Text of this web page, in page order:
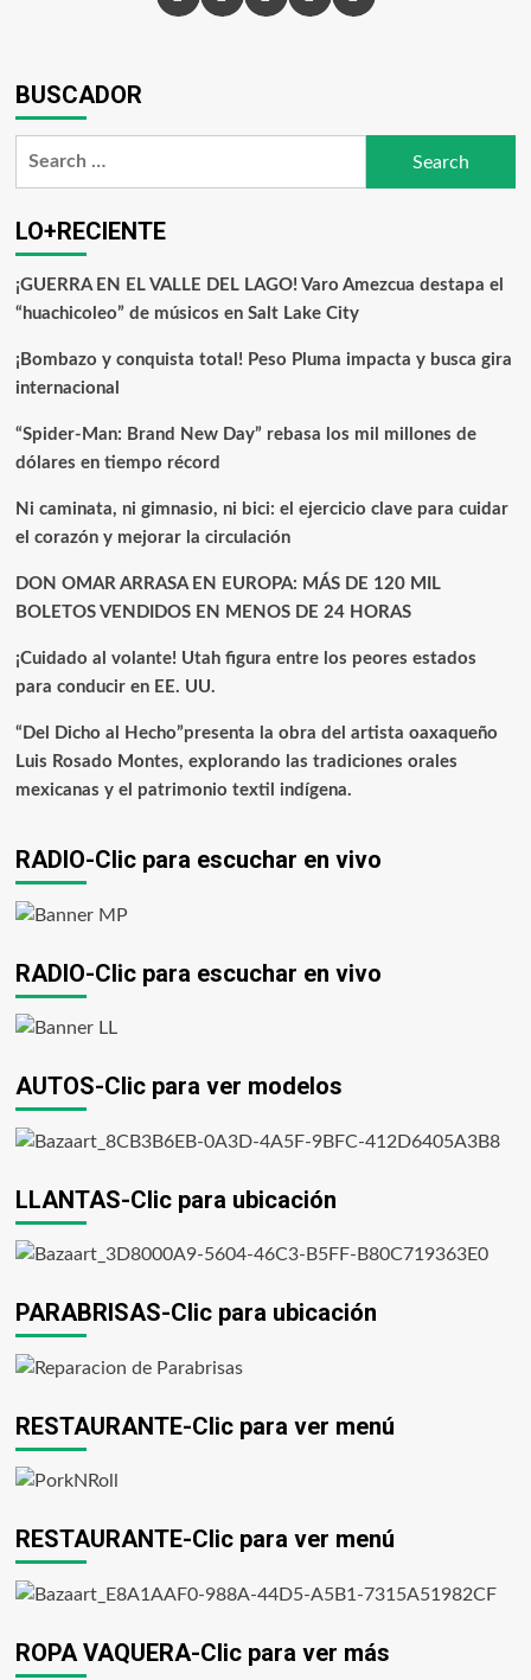
BUSCADOR
LO+RECIENTE
¡GUERRA EN EL VALLE DEL LAGO! Varo Amezcua destapa el
“huachicoleo” de músicos en Salt Lake City
¡Bombazo y conquista total! Peso Pluma impacta y busca gira
internacional
“Spider-Man: Brand New Day” rebasa los mil millones de
dólares en tiempo récord
Ni caminata, ni gimnasio, ni bici: el ejercicio clave para cuidar
el corazón y mejorar la circulación
DON OMAR ARRASA EN EUROPA: MÁS DE 120 MIL
BOLETOS VENDIDOS EN MENOS DE 24 HORAS
¡Cuidado al volante! Utah figura entre los peores estados
para conducir en EE. UU.
“Del Dicho al Hecho”presenta la obra del artista oaxaqueño
Luis Rosado Montes, explorando las tradiciones orales
mexicanas y el patrimonio textil indígena.
RADIO-Clic para escuchar en vivo
RADIO-Clic para escuchar en vivo
AUTOS-Clic para ver modelos
LLANTAS-Clic para ubicación
PARABRISAS-Clic para ubicación
RESTAURANTE-Clic para ver menú
RESTAURANTE-Clic para ver menú
ROPA VAQUERA-Clic para ver más